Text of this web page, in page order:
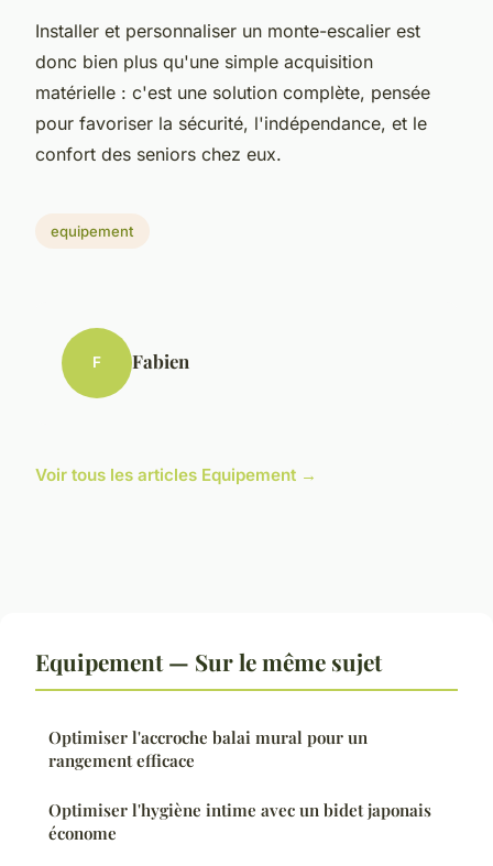
Installer et personnaliser un monte-escalier est
donc bien plus qu'une simple acquisition
matérielle : c'est une solution complète, pensée
pour favoriser la sécurité, l'indépendance, et le
confort des seniors chez eux.
equipement
F Fabien
Voir tous les articles Equipement →
Equipement — Sur le même sujet
Optimiser l'accroche balai mural pour un
rangement efficace
Optimiser l'hygiène intime avec un bidet japonais
économe